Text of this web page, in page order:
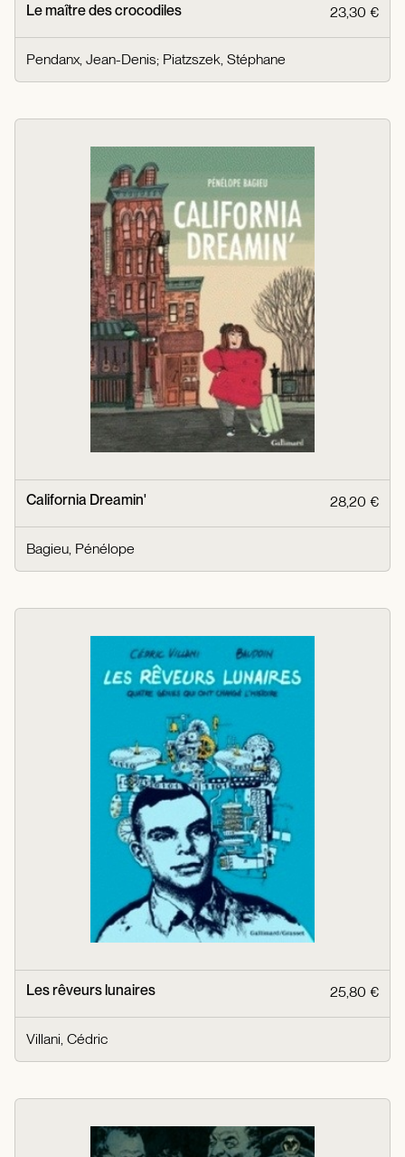
Le maître des crocodiles 23,30 €
Pendanx, Jean-Denis; Piatzszek, Stéphane
California Dreamin' 28,20 €
Bagieu, Pénélope
Les rêveurs lunaires 25,80 €
Villani, Cédric